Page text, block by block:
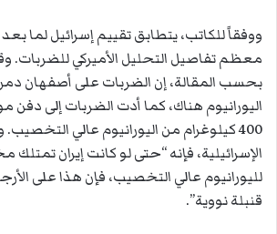
ووفقاً للكاتب، يتطابق تقييم إسرائيل لما
معظم تفاصيل التحليل الأميركي للضربات.
بحسب المقالة، إن الضربات على أصفهان
اليورانيوم هناك، كما أدت الضربات إلى دفن
400 كيلوغرام من اليورانيوم عالي
الإسرائيلية، فإنه “حتى لو كانت إيران
لليورانيوم عالي التخصيب، فإن هذا على
قنبلة نووية”.